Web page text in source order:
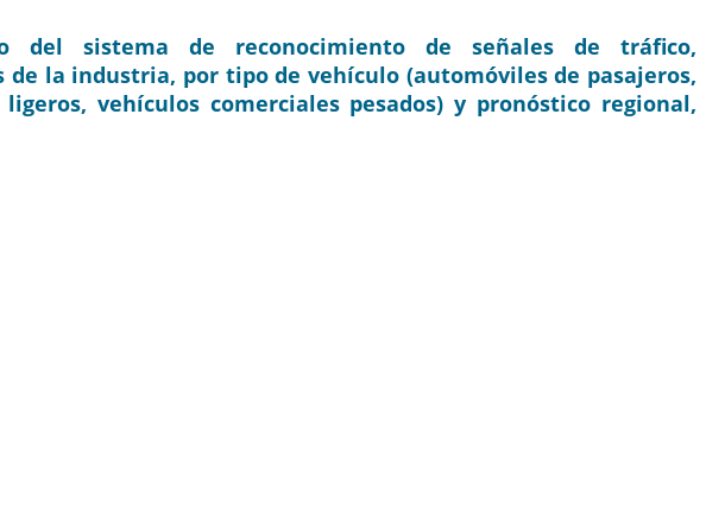
del sistema de reconocimiento de señales de tráfico,
la industria, por tipo de vehículo (automóviles de pasajeros,
vehículos comerciales pesados) y pronóstico regional,